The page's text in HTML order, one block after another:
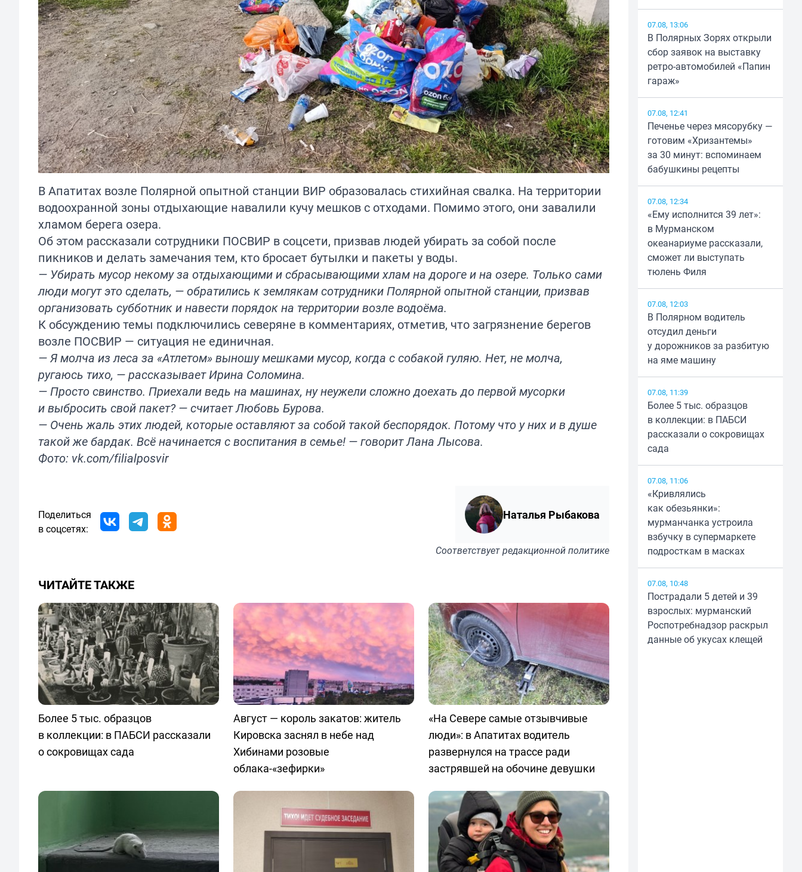
В Апатитах возле Полярной опытной станции ВИР образовалась стихийная свалка. На территории
водоохранной зоны отдыхающие навалили кучу мешков с отходами. Помимо этого, они завалили
хламом берега озера.
Об этом рассказали сотрудники ПОСВИР в соцсети, призвав людей убирать за собой после
пикников и делать замечания тем, кто бросает бутылки и пакеты у воды.
— Убирать мусор некому за отдыхающими и сбрасывающими хлам на дороге и на озере. Только сами
люди могут это сделать, — обратились к землякам сотрудники Полярной опытной станции, призвав
организовать субботник и навести порядок на территории возле водоёма.
К обсуждению темы подключились северяне в комментариях, отметив, что загрязнение берегов
возле ПОСВИР — ситуация не единичная.
— Я молча из леса за «Атлетом» выношу мешками мусор, когда с собакой гуляю. Нет, не молча,
ругаюсь тихо, — рассказывает Ирина Соломина.
— Просто свинство. Приехали ведь на машинах, ну неужели сложно доехать до первой мусорки
и выбросить свой пакет? — считает Любовь Бурова.
— Очень жаль этих людей, которые оставляют за собой такой беспорядок. Потому что у них и в душе
такой же бардак. Всё начинается с воспитания в семье! — говорит Лана Лысова.
Фото: vk.com/filialposvir
Поделиться
в соцсетях:
Наталья Рыбакова
Соответствуетредакционной политике
ЧИТАЙТЕ ТАКЖЕ
Более 5 тыс. образцов
в коллекции: в ПАБСИ рассказали
о сокровищах сада
Август — король закатов: житель
Кировска заснял в небе над
Хибинами розовые
облака-«зефирки»
«На Севере самые отзывчивые
люди»: в Апатитах водитель
развернулся на трассе ради
застрявшей на обочине девушки
07.08, 13:06
В Полярных Зорях открыли
сбор заявок на выставку
ретро-автомобилей «Папин
гараж»
07.08, 12:41
Печенье через мясорубку —
готовим «Хризантемы»
за 30 минут: вспоминаем
бабушкины рецепты
07.08, 12:34
«Ему исполнится 39 лет»:
в Мурманском
океанариуме рассказали,
сможет ли выступать
тюлень Филя
07.08, 12:03
В Полярном водитель
отсудил деньги
у дорожников за разбитую
на яме машину
07.08, 11:39
Более 5 тыс. образцов
в коллекции: в ПАБСИ
рассказали о сокровищах
сада
07.08, 11:06
«Кривлялись
как обезьянки»:
мурманчанка устроила
взбучку в супермаркете
подросткам в масках
07.08, 10:48
Пострадали 5 детей и 39
взрослых: мурманский
Роспотребнадзор раскрыл
данные об укусах клещей